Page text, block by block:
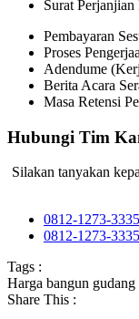
Surat
Pembayaran
Proses
Adendume
Berita Acara
Masa Retensi
Hubungi Tim
Silakan tanyakan
0812-1273-3335
0812-1273-3335
Tags :
Harga bangun
Share This :